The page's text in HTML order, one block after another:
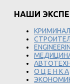
НАШИ
О Ц Е Н К А